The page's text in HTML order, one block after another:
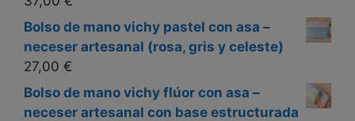
Bolso de mano vichy pastel con asa –
neceser artesanal (rosa, gris y celeste)
27,00 €
Bolso de mano vichy flúor con asa –
neceser artesanal con base estructurada